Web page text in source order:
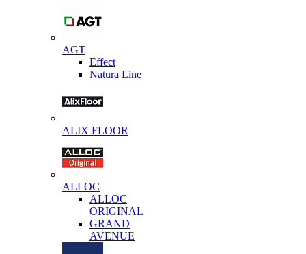
AGT
Effect
Natura Line
ALIX FLOOR
ALLOC
ALLOC
ORIGINAL
GRAND
AVENUE